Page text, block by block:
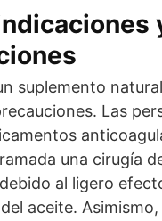
suplemento
Las
una cirugía
al ligero
aceite. Asimismo,